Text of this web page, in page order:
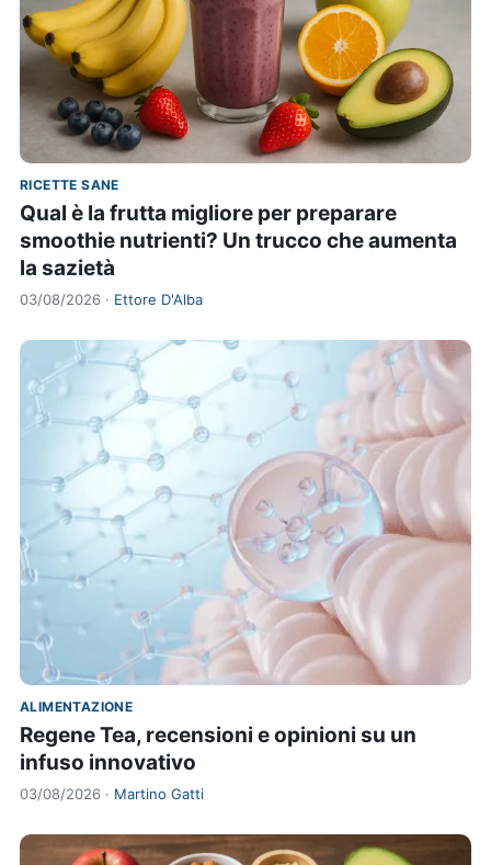
RICETTE SANE
Qual è la frutta migliore per preparare
smoothie nutrienti? Un trucco che aumenta
la sazietà
03/08/2026 · Ettore D'Alba
ALIMENTAZIONE
Regene Tea, recensioni e opinioni su un
infuso innovativo
03/08/2026 · Martino Gatti